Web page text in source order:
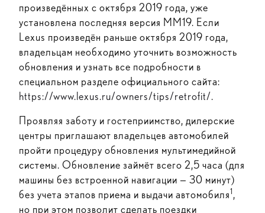
произведённых с октября 2019 года, уже
установлена последняя версия ММ19. Если
Lexus произведён раньше октября 2019 года,
владельцам необходимо уточнить возможность
обновления и узнать все подробности в
специальном разделе официального сайта:
https://www.lexus.ru/owners/tips/retrofit/.
Проявляя заботу и гостеприимство, дилерские
центры приглашают владельцев автомобилей
пройти процедуру обновления мультимедийной
системы. Обновление займёт всего 2,5 часа (для
машины без встроенной навигации — 30 минут)
без учета этапов приема и выдачи автомобиля1,
но при этом позволит сделать поездки